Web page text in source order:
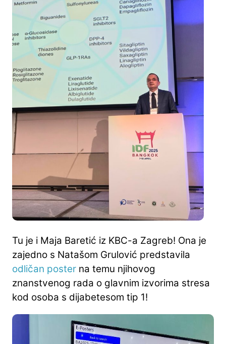
Tu je i Maja Baretić iz KBC-a Zagreb! Ona je
zajedno s Natašom Grulović predstavila
odličan poster na temu njihovog
znanstvenog rada o glavnim izvorima stresa
kod osoba s dijabetesom tip 1!